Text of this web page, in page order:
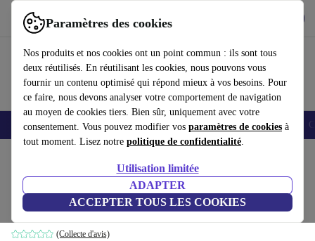
Paramètres des cookies
Nos produits et nos cookies ont un point commun : ils sont tous
deux réutilisés. En réutilisant les cookies, nous pouvons vous
fournir un contenu optimisé qui répond mieux à vos besoins. Pour
ce faire, nous devons analyser votre comportement de navigation
au moyen de cookies tiers. Bien sûr, uniquement avec votre
consentement. Vous pouvez modifier vos paramètres de cookies à
tout moment. Lisez notre politique de confidentialité.
Utilisation limitée
ADAPTER
ACCEPTER TOUS LES COOKIES
Utilisez refurbed rapidement et facilement
Smartphones Laptops Tablettes Montres connectées Accessoires
Rowenta EP9300 Aquaperfect
bleu/blanc
(Collecte d'avis)